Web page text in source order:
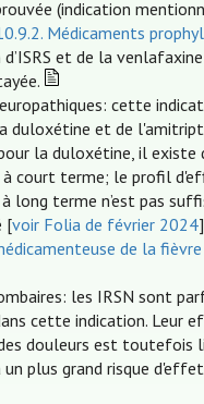
(indication
Médicaments
d’ISRS et de la
cette
duloxétine et de
la duloxétine, il existe
court terme; le profil
à long terme n’est pas
[voir Folia de février 2024
de la
les IRSN sont
cette indication. Leur
douleurs est toutefois
plus grand risque